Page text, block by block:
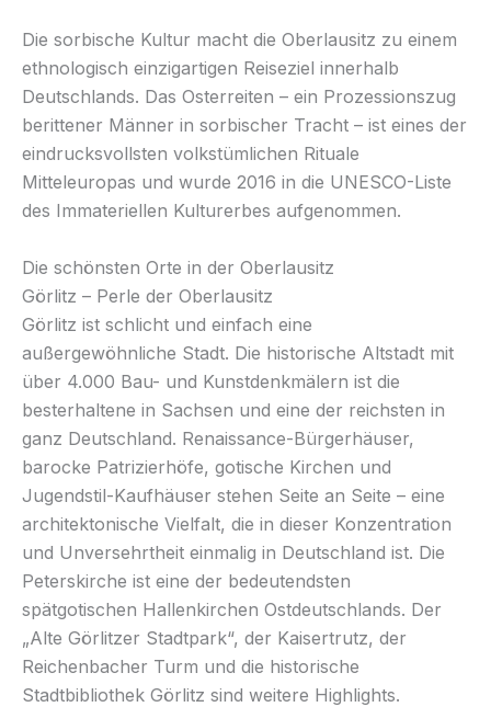
Die sorbische Kultur macht die Oberlausitz zu einem
ethnologisch einzigartigen Reiseziel innerhalb
Deutschlands. Das Osterreiten – ein Prozessionszug
berittener Männer in sorbischer Tracht – ist eines der
eindrucksvollsten volkstümlichen Rituale
Mitteleuropas und wurde 2016 in die UNESCO-Liste
des Immateriellen Kulturerbes aufgenommen.
Die schönsten Orte in der Oberlausitz
Görlitz – Perle der Oberlausitz
Görlitz ist schlicht und einfach eine
außergewöhnliche Stadt. Die historische Altstadt mit
über 4.000 Bau- und Kunstdenkmälern ist die
besterhaltene in Sachsen und eine der reichsten in
ganz Deutschland. Renaissance-Bürgerhäuser,
barocke Patrizierhöfe, gotische Kirchen und
Jugendstil-Kaufhäuser stehen Seite an Seite – eine
architektonische Vielfalt, die in dieser Konzentration
und Unversehrtheit einmalig in Deutschland ist. Die
Peterskirche ist eine der bedeutendsten
spätgotischen Hallenkirchen Ostdeutschlands. Der
„Alte Görlitzer Stadtpark“, der Kaisertrutz, der
Reichenbacher Turm und die historische
Stadtbibliothek Görlitz sind weitere Highlights.